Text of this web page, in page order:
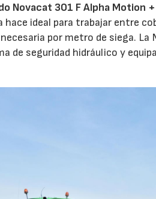
Novacat 301 F Alpha Motion
hace ideal para trabajar entre
por metro de siega. La
de seguridad hidráulico y